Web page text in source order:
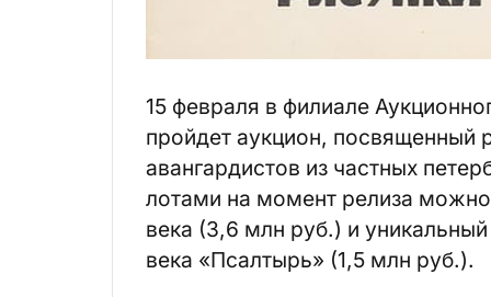
15 февраля в филиале
пройдет аукцион, посвященный
авангардистов из частных
лотами на момент релиза
века (3,6 млн руб.) и
века «Псалтырь» (1,5 млн руб.).